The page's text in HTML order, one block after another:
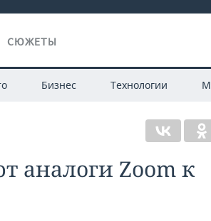
СЮЖЕТЫ
Бизнес Технологии
аналоги Zoom к